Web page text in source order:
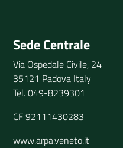
Sede Centrale
Via Ospedale Civile, 24
35121 Padova Italy
Tel. 049-8239301
CF 92111430283
www.arpa.veneto.it